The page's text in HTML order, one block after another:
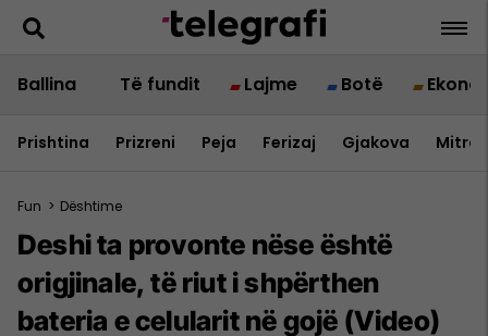
Ballina Të fundit Lajme Botë
Prishtina Prizreni Peja Ferizaj Gjakova
Fun > Dështime
Deshi ta provonte nëse është
origjinale, të riut i shpërthen
bateria e celularit në gojë (Video)